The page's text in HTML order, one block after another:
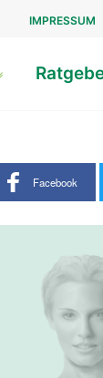
IMPRESSUM
Share buttons
Facebook